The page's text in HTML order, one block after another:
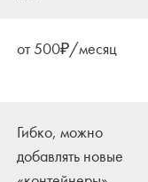
от 500₽/месяц
Гибко, можно
добавлять новые